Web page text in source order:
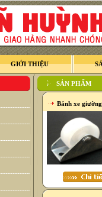
GIỚI THIỆU
SẢN PHẨM
Bánh xe